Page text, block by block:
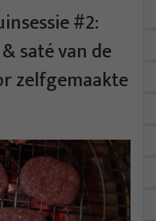
#2:
saté van de
zelfgemaakte